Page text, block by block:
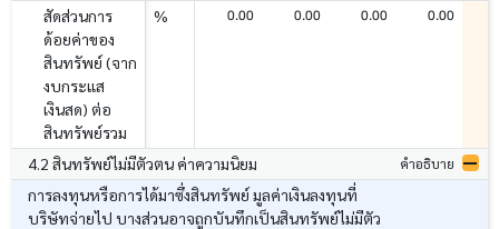
สัดส่วนการ
ด้อยค่าของ
สินทรัพย์ (จาก
งบกระแส
เงินสด) ต่อ
สินทรัพย์รวม
% 0.00 0.00 0.00 0.00
4.2 สินทรัพย์ไม่มีตัวตน ค่าความนิยม คำอธิบาย
การลงทุนหรือการได้มาซึ่งสินทรัพย์ มูลค่าเงินลงทุนที่
บริษัทจ่ายไป บางส่วนอาจถูกบันทึกเป็นสินทรัพย์ไม่มีตัว